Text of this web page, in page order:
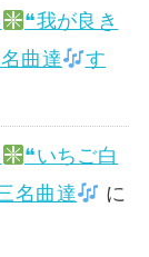
❝我が良き
曲達
す
❝いちご白
名曲達
に